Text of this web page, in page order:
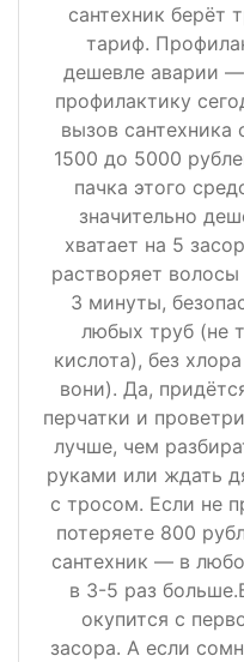
сантехник берёт
тариф.
дешевле аварии
профилактику
вызов сантехника
1500 до 5000
пачка этого
значительно
хватает на 5
растворяет
3 минуты,
любых труб (не
кислота), без
вони). Да,
перчатки и
лучше, чем
руками или ждать
с тросом. Если не
потеряете 800
сантехник — в
в 3-5 раз
окупится с
засора. А если